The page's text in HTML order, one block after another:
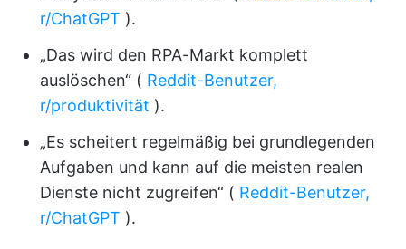
r/ChatGPT ).
„Das wird den RPA-Markt komplett
auslöschen“ ( Reddit-Benutzer,
r/produktivität ).
„Es scheitert regelmäßig bei grundlegenden
Aufgaben und kann auf die meisten realen
Dienste nicht zugreifen“ ( Reddit-Benutzer,
r/ChatGPT ).